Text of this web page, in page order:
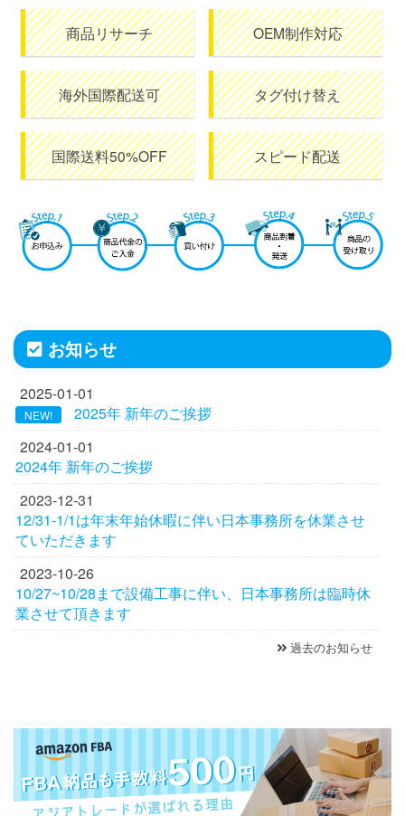
商品リサーチ OEM制作対応
海外国際配送可 タグ付け替え
国際送料50%OFF スピード配送
お知らせ
2025-01-01
NEW!
2025年 新年のご挨拶
2024-01-01
2024年 新年のご挨拶
2023-12-31
12/31-1/1は年末年始休暇に伴い日本事務所を休業させ
ていただきます
2023-10-26
10/27~10/28まで設備工事に伴い、日本事務所は臨時休
業させて頂きます
過去のお知らせ